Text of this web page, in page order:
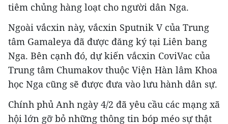
tiêm chủng hàng loạt cho người dân Nga.
Ngoài vắcxin này, vắcxin Sputnik V của Trung
tâm Gamaleya đã được đăng ký tại Liên bang
Nga. Bên cạnh đó, dự kiến vắcxin CoviVac của
Trung tâm Chumakov thuộc Viện Hàn lâm Khoa
học Nga cũng sẽ được đưa vào lưu hành dân sự.
Chính phủ Anh ngày 4/2 đã yêu cầu các mạng xã
hội lớn gỡ bỏ những thông tin bóp méo sự thật